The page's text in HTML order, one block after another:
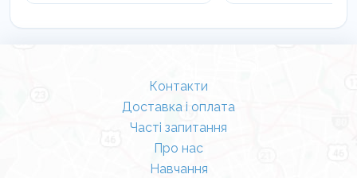
Контакти
Доставка і оплата
Часті запитання
Про нас
Навчання